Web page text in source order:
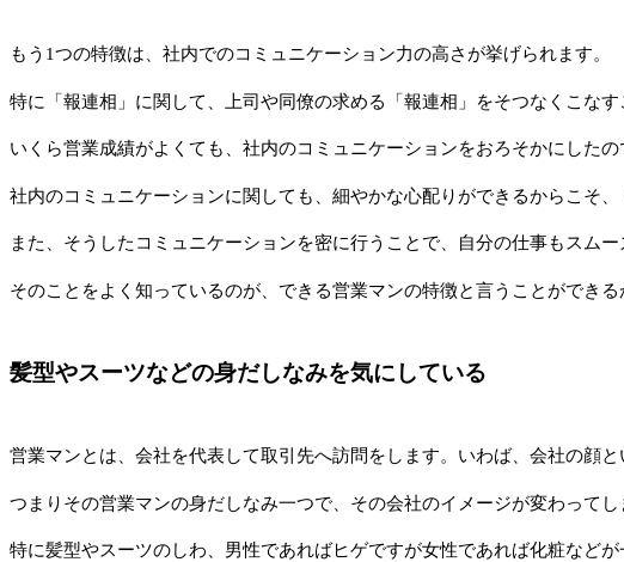
もう1つの特徴は、社内でのコミュニケーション力の高さが挙げられます。
特に「報連相」に関して、上司や同僚の求める「報連相」をそつなくこな
いくら営業成績がよくても、社内のコミュニケーションをおろそかにしたの
社内のコミュニケーションに関しても、細やかな心配りができるからこそ
また、そうしたコミュニケーションを密に行うことで、自分の仕事もスムー
そのことをよく知っているのが、できる営業マンの特徴と言うことができる
髪型やスーツなどの身だしなみを気にしている
営業マンとは、会社を代表して取引先へ訪問をします。いわば、会社の顔と
つまりその営業マンの身だしなみ一つで、その会社のイメージが変わってし
特に髪型やスーツのしわ、男性であればヒゲですが女性であれば化粧などが